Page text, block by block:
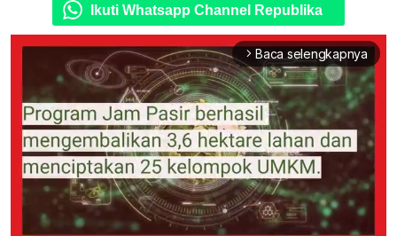
Ikuti Whatsapp Channel Republika
arrow_forward_ios Baca selengkapnya